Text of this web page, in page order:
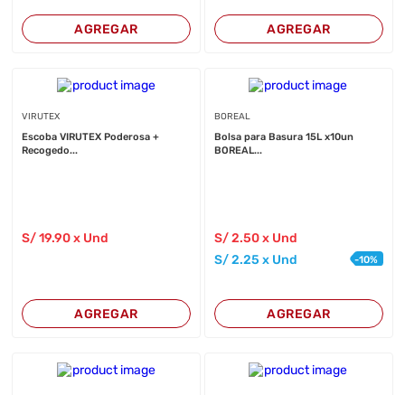
AGREGAR AGREGAR
VIRUTEX
Escoba VIRUTEX Poderosa +
Recogedo...
S/19.90 x Und
AGREGAR
BOREAL
Bolsa para Basura 15L x10un
BOREAL...
S/2.50x Und
S/2.25 x Und -10%
AGREGAR